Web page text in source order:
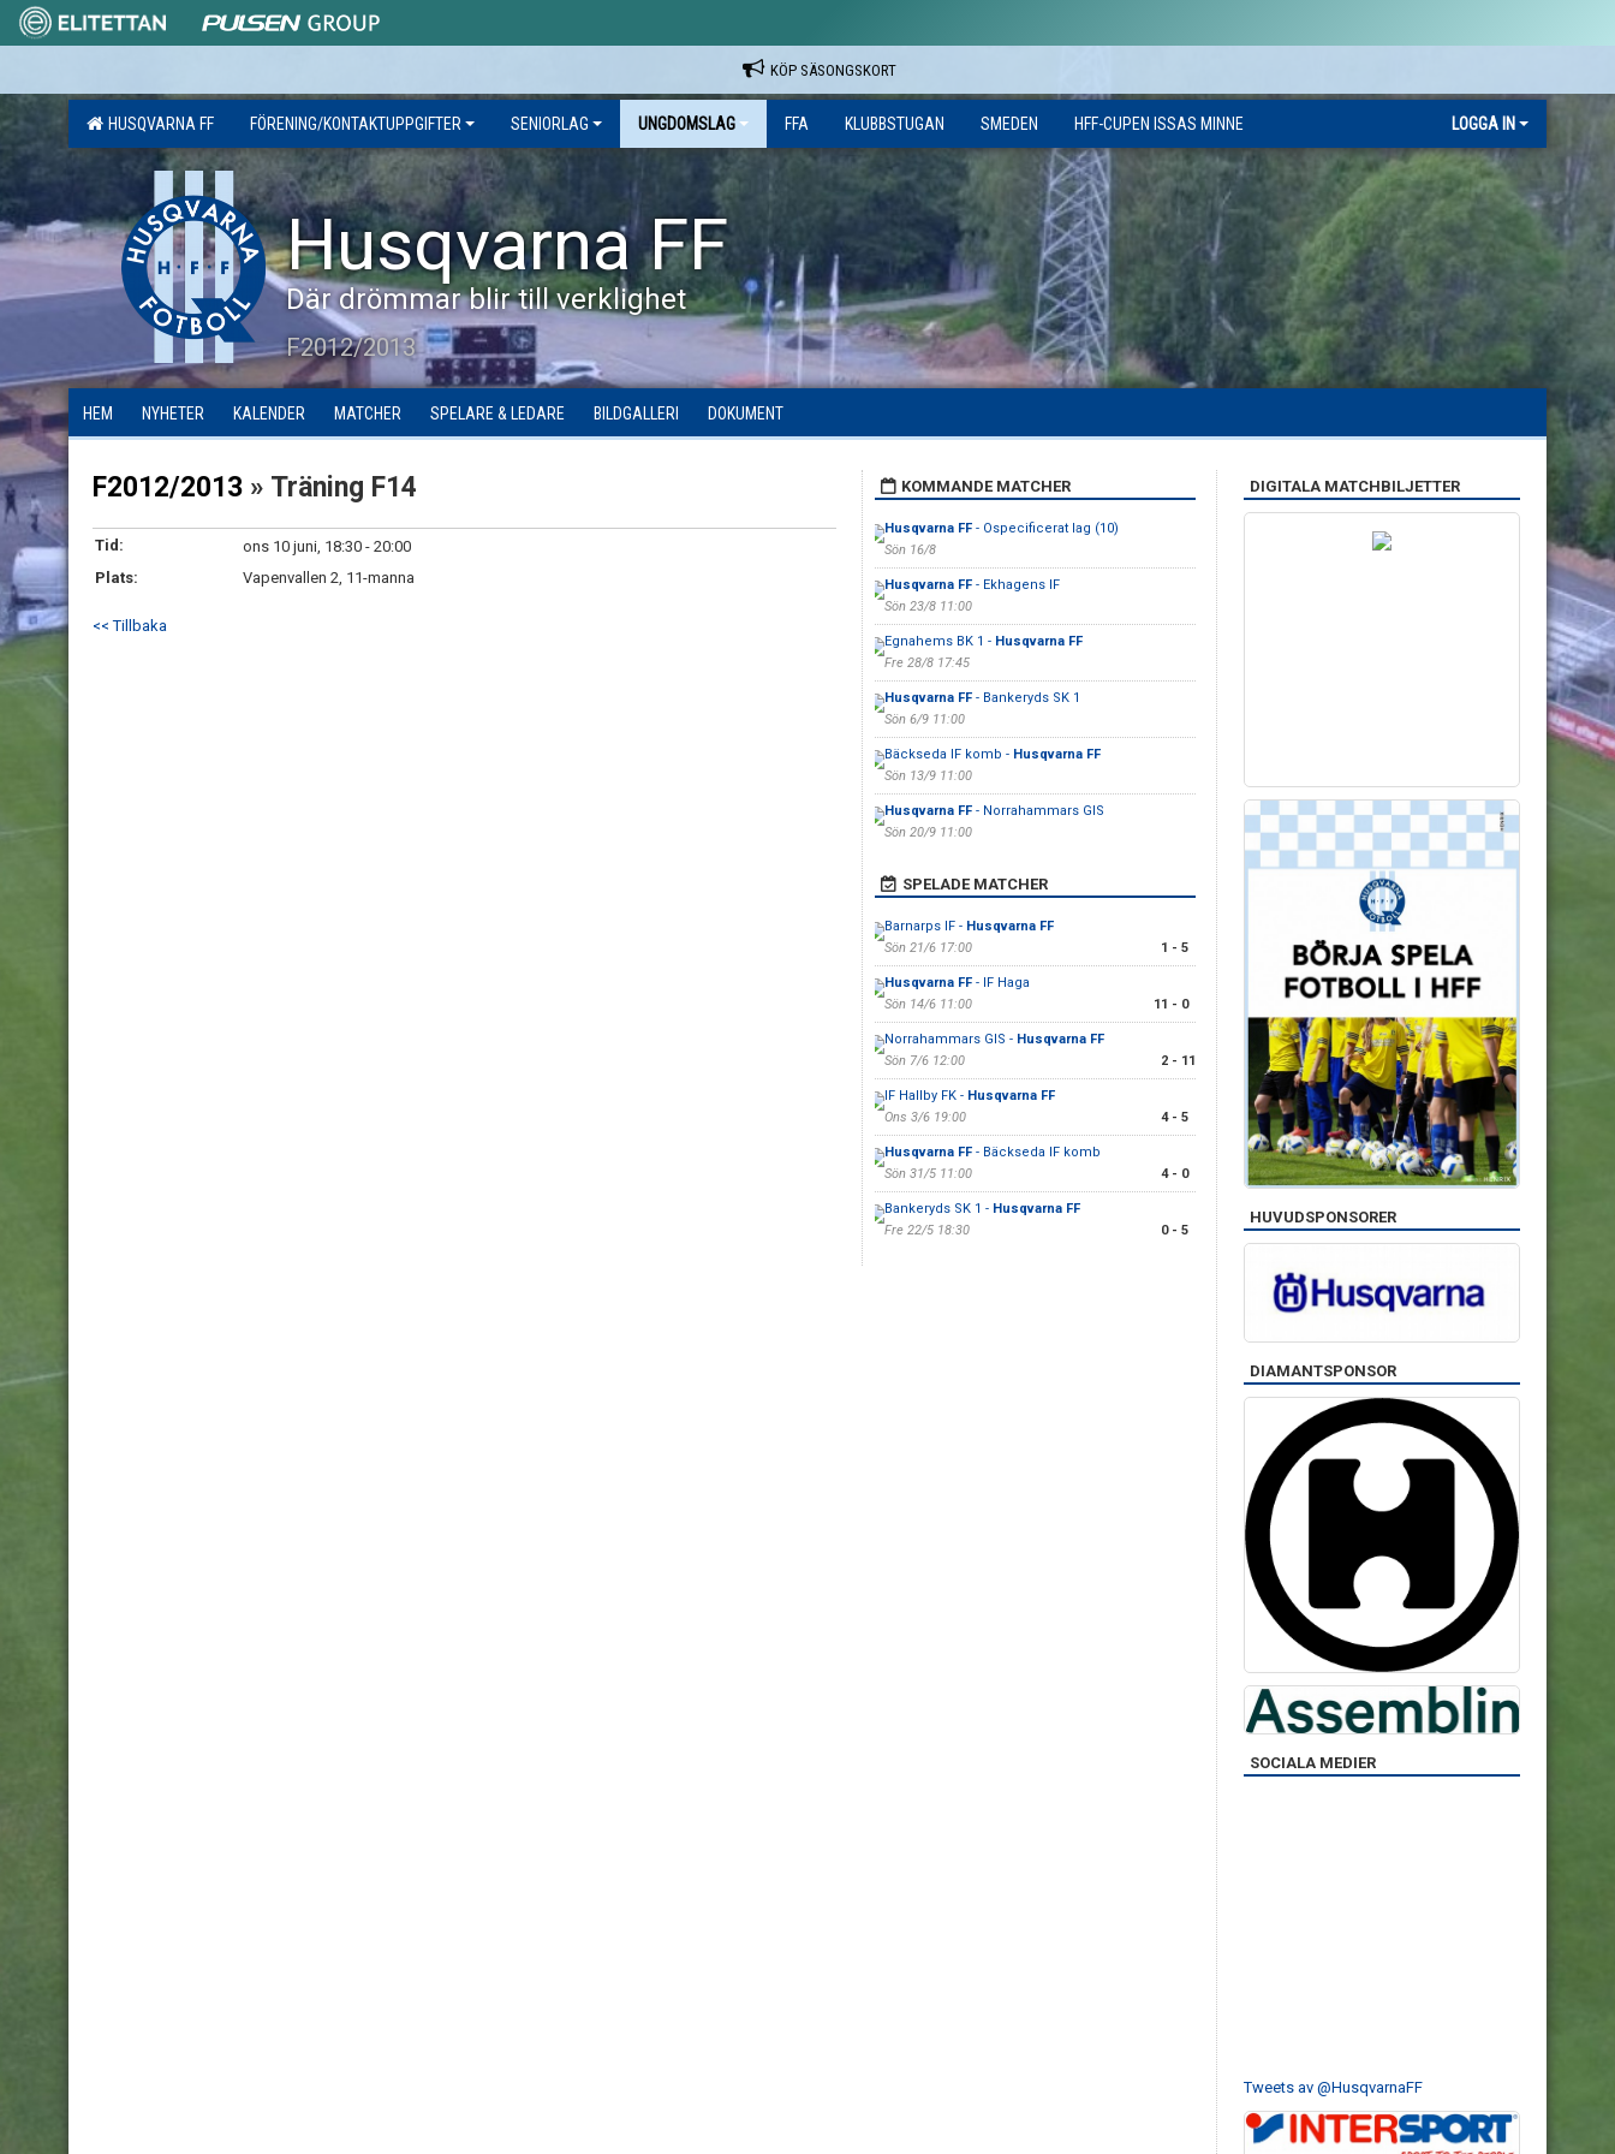
KÖP SÄSONGSKORT
HUSQVARNA FF FÖRENING/KONTAKTUPPGIFTER SENIORLAG UNGDOMSLAG FFA KLUBBSTUGAN SMEDEN HFF-CUPEN ISSAS MINNE LOGGA IN
Husqvarna FF
Där drömmar blir till verklighet
F2012/2013
HEM NYHETER KALENDER MATCHER SPELARE & LEDARE BILDGALLERI DOKUMENT
F2012/2013 » Träning F14
Tid:
ons 10 juni, 18:30 - 20:00
Plats:
Vapenvallen 2, 11-manna
<< Tillbaka
KOMMANDE MATCHER
Husqvarna FF- Ospecificerat lag (10)
Sön 16/8
Husqvarna FF- Ekhagens IF
Sön 23/8 11:00
Egnahems BK 1 - Husqvarna FF
Fre 28/8 17:45
Husqvarna FF- Bankeryds SK 1
Sön 6/9 11:00
Bäckseda IF komb - Husqvarna FF
Sön 13/9 11:00
Husqvarna FF- Norrahammars GIS
Sön 20/9 11:00
SPELADE MATCHER
Barnarps IF - Husqvarna FF
Sön 21/6 17:00
1 - 5
Husqvarna FF- IF Haga
Sön 14/6 11:00
11 - 0
Norrahammars GIS - Husqvarna FF
Sön 7/6 12:00
2 - 11
IF Hallby FK - Husqvarna FF
Ons 3/6 19:00
4 - 5
Husqvarna FF- Bäckseda IF komb
Sön 31/5 11:00
4 - 0
Bankeryds SK 1 - Husqvarna FF
Fre 22/5 18:30
0 - 5
DIGITALA MATCHBILJETTER
HUVUDSPONSORER
DIAMANTSPONSOR
SOCIALA MEDIER
Tweets av @HusqvarnaFF